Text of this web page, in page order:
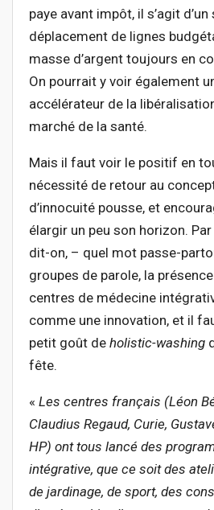
paye avant impôt, il s’agit
déplacement de lignes
masse d’argent toujours en
On pourrait y voir également
accélérateur de la
marché de la santé.
Mais il faut voir le positif en
nécessité de retour au
d’innocuité pousse, et
élargir un peu son horizon.
dit-on, – quel mot passe-
groupes de parole, la
centres de médecine
comme une innovation, et il
petit goût de holistic-washing
fête.
« Les centres français (Léon
Claudius Regaud, Curie,
HP) ont tous lancé des
intégrative, que ce soit des
de jardinage, de sport, des